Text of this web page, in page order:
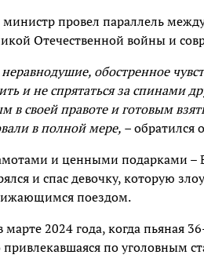
провел параллель
Отечественной войны и
обостренное
и не спрятаться за спинами
своей правоте и готовым
в полной мере, –обратился
и ценными подарками –
и спас девочку, которую
поездом.
2024 года, когда пьяная
по уголовным